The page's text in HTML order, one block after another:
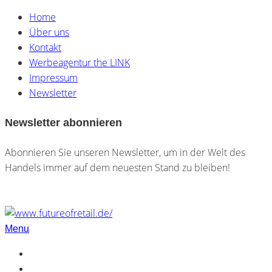
Home
Über uns
Kontakt
Werbeagentur the LINK
Impressum
Newsletter
Newsletter abonnieren
Abonnieren Sie unseren Newsletter, um in der Welt des
Handels immer auf dem neuesten Stand zu bleiben!
Menu